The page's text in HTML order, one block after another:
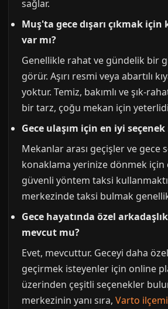
sağlar.
Muş'ta gece dışarı çıkmak için
var mı?
Genellikle rahat ve gündelik bir
görür. Aşırı resmi veya abartılı
yoktur. Temiz, bakımlı ve şık-
bir tarz, çoğu mekan için
Gece ulaşım için en iyi
Mekanlar arası geçişler ve gece
konaklama yerinize dönmek için
güvenli yöntem taksi
merkezinde taksi bulmak
Gece hayatında özel
mevcut mu?
Evet, mevcuttur. Geceyi daha
geçirmek isteyenler için online
üzerinden çeşitli seçenekler
merkezinin yanı sıra, Varto